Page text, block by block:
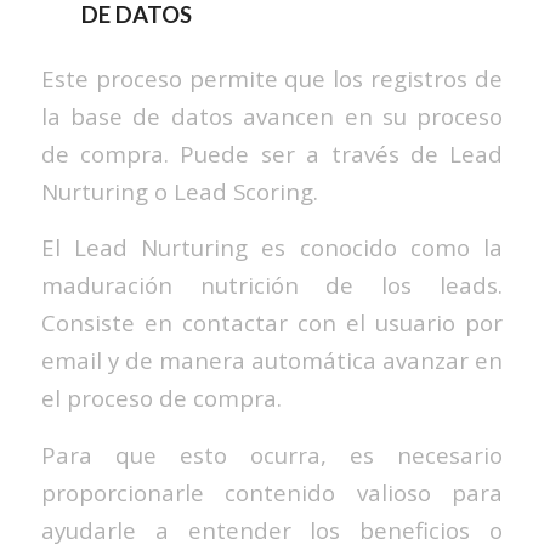
DE DATOS
Este proceso permite que los registros de
la base de datos avancen en su proceso
de compra. Puede ser a través de Lead
Nurturing o Lead Scoring.
El Lead Nurturing es conocido como la
maduración nutrición de los leads.
Consiste en contactar con el usuario por
email y de manera automática avanzar en
el proceso de compra.
Para que esto ocurra, es necesario
proporcionarle contenido valioso para
ayudarle a entender los beneficios o